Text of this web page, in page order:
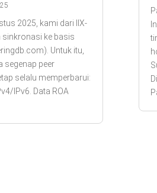
2025, kami dari IIX-
sinkronasi ke basis
Untuk itu,
segenap peer
selalu memperbarui:
IPv6. Data ROA